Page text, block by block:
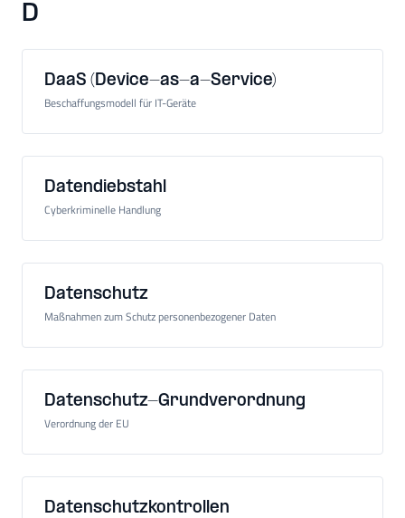
D
DaaS (Device-as-a-Service)
Beschaffungsmodell für IT-Geräte
Datendiebstahl
Cyberkriminelle Handlung
Datenschutz
Maßnahmen zum Schutz personenbezogener Daten
Datenschutz-Grundverordnung
Verordnung der EU
Datenschutzkontrollen